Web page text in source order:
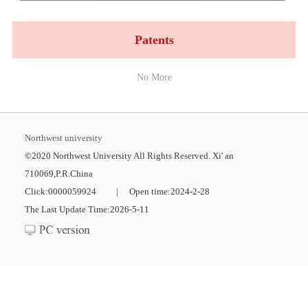
Patents
No More
Northwest university
©2020 Northwest University All Rights Reserved. Xi' an
710069,P.R.China
Click:0000059924 | Open time:2024-2-28
The Last Update Time:2026-5-11